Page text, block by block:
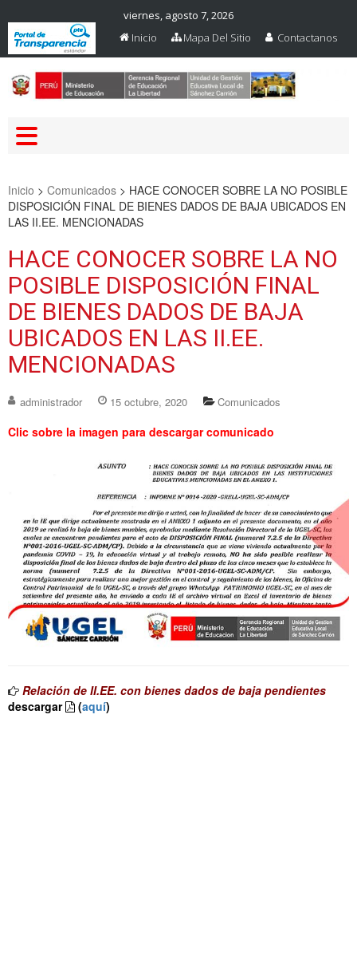
viernes, agosto 7, 2026
Inicio
Mapa Del Sitio Contactanos
Inicio > Comunicados > HACE CONOCER SOBRE LA NO POSIBLE
DISPOSICIÓN FINAL DE BIENES DADOS DE BAJA UBICADOS EN
LAS II.EE. MENCIONADAS
HACE CONOCER SOBRE LA NO
POSIBLE DISPOSICIÓN FINAL
DE BIENES DADOS DE BAJA
UBICADOS EN LAS II.EE.
MENCIONADAS
administrador 15 octubre, 2020 Comunicados
Clic sobre la imagen para descargar comunicado
Relación de II.EE. con bienes dados de baja pendientes
descargar
(aquí)